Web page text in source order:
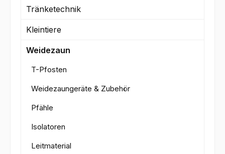
Tränketechnik
Kleintiere
Weidezaun
T-Pfosten
Weidezaungeräte & Zubehör
Pfähle
Isolatoren
Leitmaterial